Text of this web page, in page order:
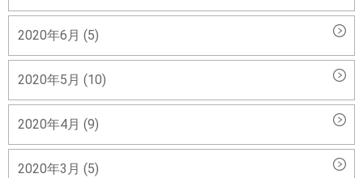
2020年6月 (5)
2020年5月 (10)
2020年4月 (9)
2020年3月 (5)